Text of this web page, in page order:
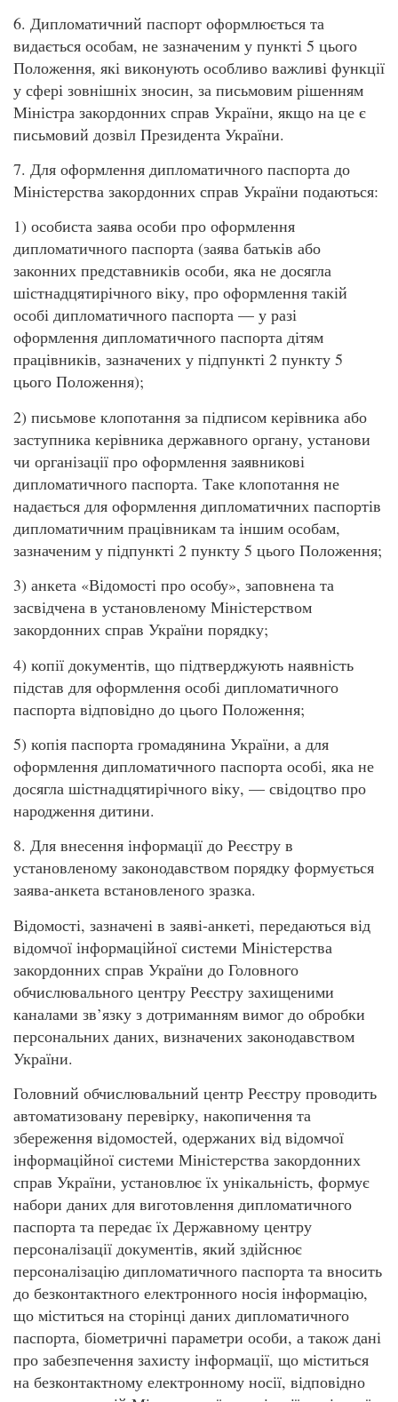
6. Дипломатичний паспорт оформлюється та
видається особам, не зазначеним у пункті 5 цього
Положення, які виконують особливо важливі функції
у сфері зовнішніх зносин, за письмовим рішенням
Міністра закордонних справ України, якщо на це є
письмовий дозвіл Президента України.
7. Для оформлення дипломатичного паспорта до
Міністерства закордонних справ України подаються:
1) особиста заява особи про оформлення
дипломатичного паспорта (заява батьків або
законних представників особи, яка не досягла
шістнадцятирічного віку, про оформлення такій
особі дипломатичного паспорта — у разі
оформлення дипломатичного паспорта дітям
працівників, зазначених у підпункті 2 пункту 5
цього Положення);
2) письмове клопотання за підписом керівника або
заступника керівника державного органу, установи
чи організації про оформлення заявникові
дипломатичного паспорта. Таке клопотання не
надається для оформлення дипломатичних паспортів
дипломатичним працівникам та іншим особам,
зазначеним у підпункті 2 пункту 5 цього Положення;
3) анкета «Відомості про особу», заповнена та
засвідчена в установленому Міністерством
закордонних справ України порядку;
4) копії документів, що підтверджують наявність
підстав для оформлення особі дипломатичного
паспорта відповідно до цього Положення;
5) копія паспорта громадянина України, а для
оформлення дипломатичного паспорта особі, яка не
досягла шістнадцятирічного віку, — свідоцтво про
народження дитини.
8. Для внесення інформації до Реєстру в
установленому законодавством порядку формується
заява-анкета встановленого зразка.
Відомості, зазначені в заяві-анкеті, передаються від
відомчої інформаційної системи Міністерства
закордонних справ України до Головного
обчислювального центру Реєстру захищеними
каналами зв’язку з дотриманням вимог до обробки
персональних даних, визначених законодавством
України.
Головний обчислювальний центр Реєстру проводить
автоматизовану перевірку, накопичення та
збереження відомостей, одержаних від відомчої
інформаційної системи Міністерства закордонних
справ України, установлює їх унікальність, формує
набори даних для виготовлення дипломатичного
паспорта та передає їх Державному центру
персоналізації документів, який здійснює
персоналізацію дипломатичного паспорта та вносить
до безконтактного електронного носія інформацію,
що міститься на сторінці даних дипломатичного
паспорта, біометричні параметри особи, а також дані
про забезпечення захисту інформації, що міститься
на безконтактному електронному носії, відповідно